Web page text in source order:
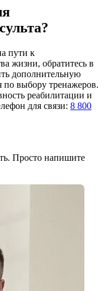
пути к
жизни, обратитесь в
дополнительную
по выбору тренажеров.
реабилитации и
для связи: 8 800
Просто напишите